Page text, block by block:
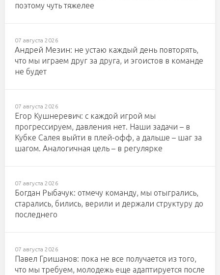
поэтому чуть тяжелее
07 августа 2026
Андрей Мезин: не устаю каждый день повторять,
что мы играем друг за друга, и эгоистов в команде
не будет
07 августа 2026
Егор Кушнеревич: с каждой игрой мы
прогрессируем, давления нет. Наши задачи – в
Кубке Салея выйти в плей-офф, а дальше – шаг за
шагом. Аналогичная цель – в регулярке
07 августа 2026
Богдан Рыбачук: отмечу команду, мы отыгрались,
старались, бились, верили и держали структуру до
последнего
07 августа 2026
Павел Гришанов: пока не все получается из того,
что мы требуем, молодежь еще адаптируется после